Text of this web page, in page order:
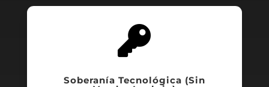

Soberanía Tecnológica (Sin